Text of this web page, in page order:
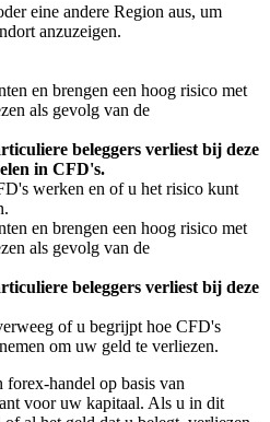
eine andere Region aus, um
anzuzeigen.
en brengen een hoog risico met
als gevolg van de
beleggers verliest bij deze
in CFD's.
werken en of u het risico kunt
en brengen een hoog risico met
als gevolg van de
beleggers verliest bij deze
of u begrijpt hoe CFD's
om uw geld te verliezen.
handel op basis van
voor uw kapitaal. Als u in dit